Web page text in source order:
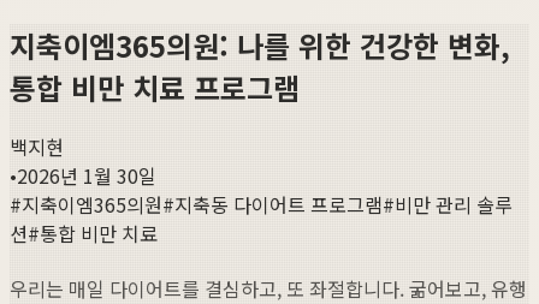
지축이엠365의원: 나를 위한 건강한 변화,
통합 비만 치료 프로그램
백지현
•2026년 1월 30일
#지축이엠365의원#지축동 다이어트 프로그램#비만 관리 솔루
션#통합 비만 치료
우리는 매일 다이어트를 결심하고, 또 좌절합니다. 굶어보고, 유행